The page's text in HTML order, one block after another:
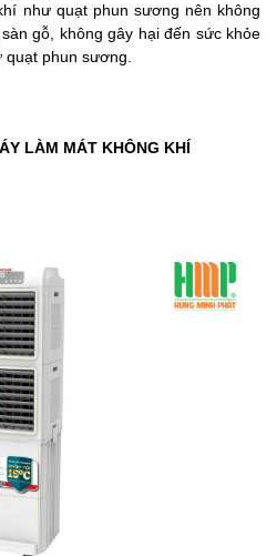
như quạt phun sương nên không
gỗ, không gây hại đến sức khỏe
phun sương.
LÀM MÁT KHÔNG KHÍ